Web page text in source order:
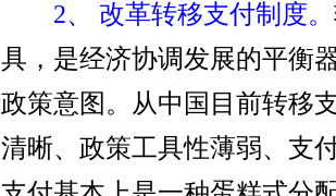
2、 改革转移支付制度。
具，是经济协调发展的平衡
政策意图。从中国目前转移
清晰、政策工具性薄弱、支